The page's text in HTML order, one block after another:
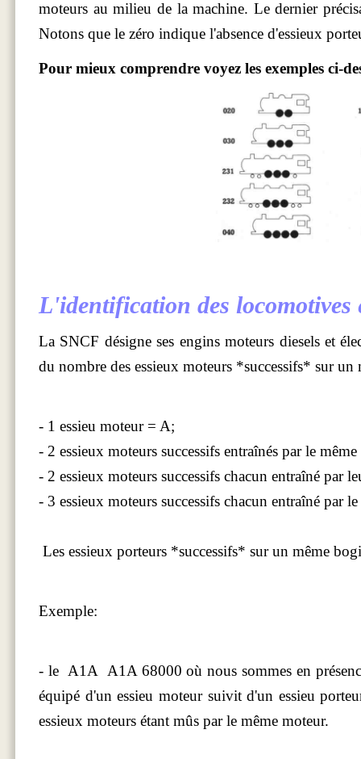
moteurs au milieu de la machine. Le dernier
Notons que le zéro indique l'absence d'essieux
Pour mieux comprendre voyez les exemples ci-
L'identification des locomotives
La SNCF désigne ses engins moteurs diesels et
du nombre des essieux moteurs *successifs* sur un
- 1 essieu moteur = A;
- 2 essieux moteurs successifs entraînés par le
- 2 essieux moteurs successifs chacun entraîné par
- 3 essieux moteurs successifs chacun entraîné par
Les essieux porteurs *successifs* sur un même
Exemple:
- le A1A A1A 68000 où nous sommes en
équipé d'un essieu moteur suivit d'un essieu
essieux moteurs étant mûs par le même moteur.